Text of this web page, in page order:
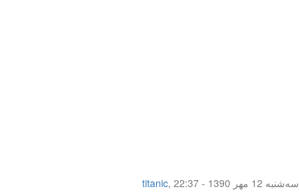
titanic,
سه‌شنبه 12 مهر 1390 - 22:37